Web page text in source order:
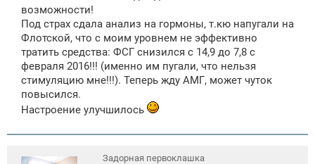
возможности!
Под страх сдала анализ на гормоны, т.кю напугали на
Флотской, что с моим уровнем не эффективно
тратить средства: ФСГ снизился с 14,9 до 7,8 с
февраля 2016!!! (именно им пугали, что нельзя
стимуляцию мне!!!). Теперь жду АМГ, может чуток
повысился.
Настроение улучшилось
Задорная первоклашка